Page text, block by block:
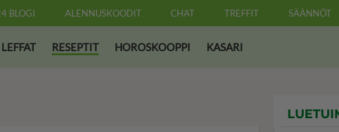
BLOGI ALENNUSKOODIT CHAT TREFFIT SÄÄNNÖT
LEFFAT RESEPTIT HOROSKOOPPI KASARI